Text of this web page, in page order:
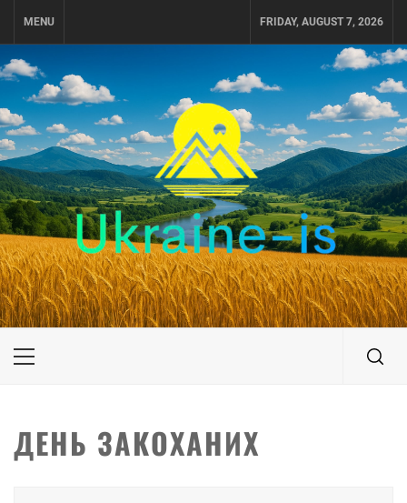
MENU FRIDAY, AUGUST 7, 2026
UKRAINE-IS
ПОДОРОЖI ПО УКРАЇНІ
Primary
ДЕНЬ ЗАКОХАНИХ